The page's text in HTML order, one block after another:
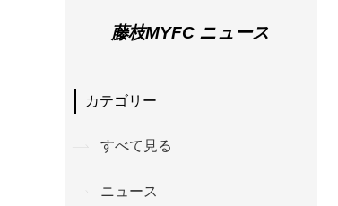
藤枝MYFC ニュース
カテゴリー
すべて見る
ニュース